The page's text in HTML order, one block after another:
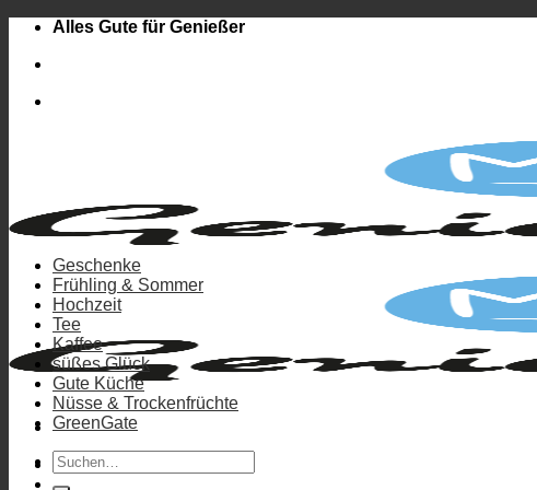
Zum
springen
Alles Gute für Genießer
Anmelden
Geschenke
Frühling & Sommer
Hochzeit
Tee
Kaffee
süßes Glück
Gute Küche
Nüsse & Trockenfrüchte
GreenGate
Suchen
nach: